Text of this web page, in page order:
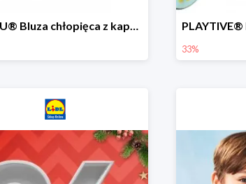
LUPILU® Bluza chłopięca z kapturem
33%